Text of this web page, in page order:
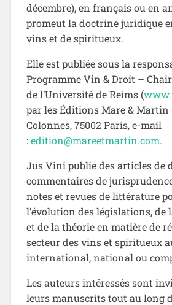
décembre), en français ou en
promeut la doctrine juridique
vins et de spiritueux.
Elle est publiée sous la
Programme Vin & Droit –
de l’Université de Reims (
par les Éditions Mare & Martin
Colonnes, 75002 Paris, e-mail
:edition@mareetmartin.com.
Jus Vini publie des articles de
commentaires de
notes et revues de littérature
l’évolution des législations, de
et de la théorie en matière de
secteur des vins et spiritueux
international, national ou
Les auteurs intéressés sont
leurs manuscrits tout au long